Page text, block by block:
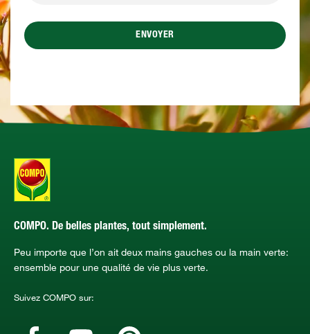
ENVOYER
COMPO. De belles plantes, tout simplement.
Peu importe que l’on ait deux mains gauches ou la main verte:
ensemble pour une qualité de vie plus verte.
Suivez COMPO sur: